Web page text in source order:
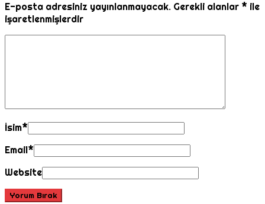
E-posta adresiniz yayınlanmayacak. Gerekli alanlar * ile
işaretlenmişlerdir
İsim*
Email*
Website